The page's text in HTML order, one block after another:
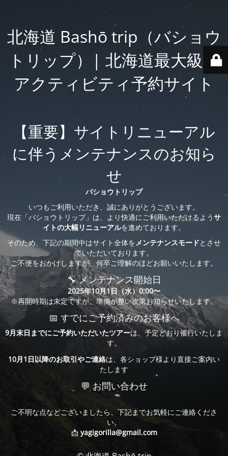
北海道 Bashō trip（バショウ
トリップ）| 北海道最大級の
アクティビティ予約サイト
【重要】サイトリニューアル
に伴うメンテナンスのお知ら
せ
バショウトリップ
いつもご利用いただき、誠にありがとうございます。
現在「バショウトリップ」は、より快適にご利用いただけるようサ
イトの大幅リニューアルを進めております。
そのため、下記の期間中はサイト全体をメンテナンスモードとさせ
ていただいております。
ご不便をおかけしますが、何卒ご理解のほどお願いいたします。
🔧 メンテナンス開始日
2025年10月1日（水）0:00〜
※再開時期は未定ですが、準備が整い次第お知らせいたします。
📅 すでにご予約済みのお客様へ
9月末日までにご予約いただいたツアーは、予定どおり催行いたしま
す。
10月1日以降のお取引やご連絡は、各ショップ様より直接ご案内い
たします
💬 お問い合わせ
ご不明な点などございましたら、下記までお気軽にご連絡くださ
い。
📩 yagigorilla@gmail.com